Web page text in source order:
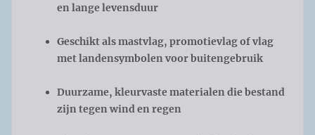
en lange levensduur
Geschikt als mastvlag, promotievlag of vlag
met landensymbolen voor buitengebruik
Duurzame, kleurvaste materialen die bestand
zijn tegen wind en regen